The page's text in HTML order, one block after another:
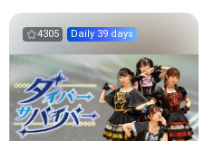
4305 Daily 39 days